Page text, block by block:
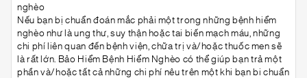
nghèo
Nếu bạn bị chuẩn đoán mắc phải một trong những bệnh hiểm
nghèo như là ung thư, suy thận hoặc tai biến mạch máu, những
chi phí liên quan đến bệnh viện, chữa trị và/hoặc thuốc men sẽ
là rất lớn. Bảo Hiểm Bệnh Hiểm Nghèo có thể giúp bạn trả một
phần và/hoặc tất cả những chi phí nêu trên một khi bạn bi chuẩn